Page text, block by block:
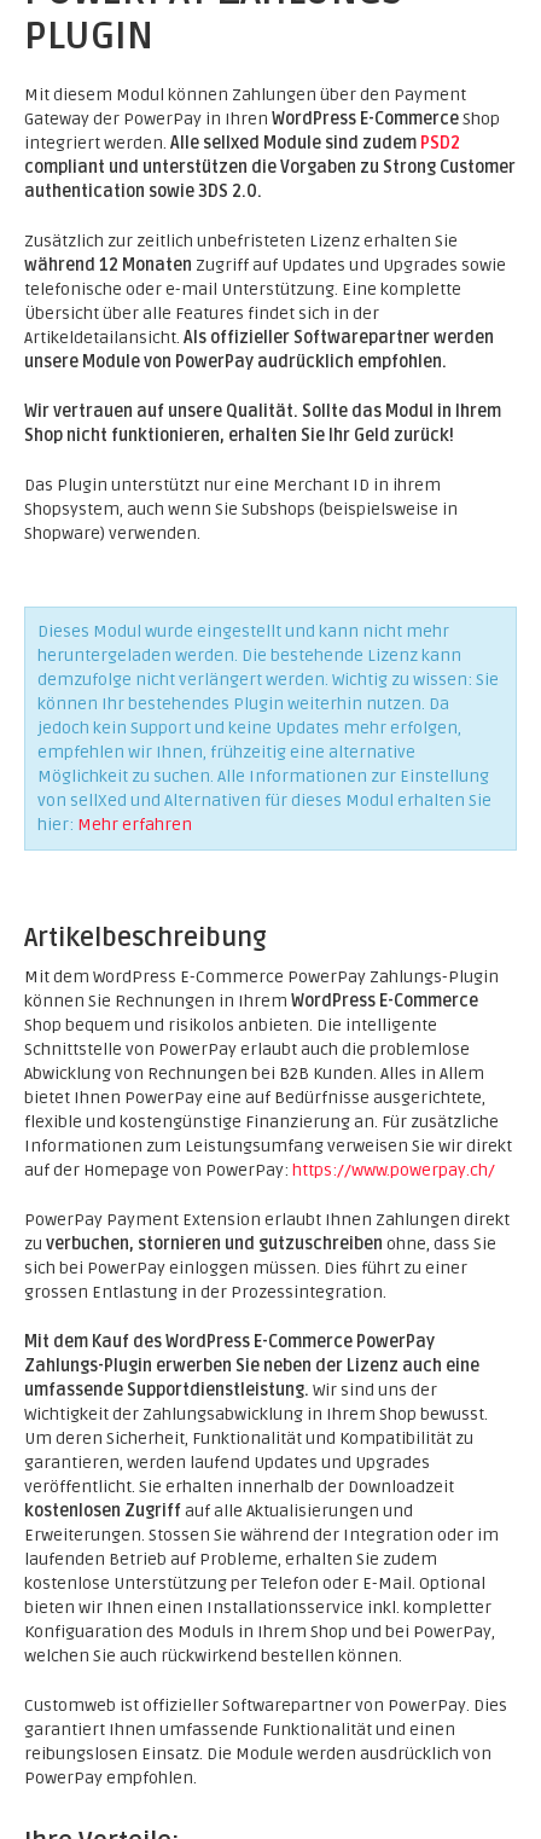
PLUGIN
Mit diesem Modul können Zahlungen über den Payment
Gateway der PowerPay in Ihren WordPress E-CommerceShop
integriert werden. Alle sellxed Module sind zudem PSD2
compliant und unterstützen die Vorgaben zu Strong Customer
authentication sowie 3DS 2.0.
Zusätzlich zur zeitlich unbefristeten Lizenz erhalten Sie
während 12 Monaten Zugriff auf Updates und Upgrades sowie
telefonische oder e-mail Unterstützung. Eine komplette
Übersicht über alle Features findet sich in der
Artikeldetailansicht. Als offizieller Softwarepartner werden
unsere Module von PowerPay audrücklich empfohlen.
Wir vertrauen auf unsere Qualität. Sollte das Modul in Ihrem
Shop nicht funktionieren, erhalten Sie Ihr Geld zurück!
Das Plugin unterstützt nur eine Merchant ID in ihrem
Shopsystem, auch wenn Sie Subshops (beispielsweise in
Shopware) verwenden.
Dieses Modul wurde eingestellt und kann nicht mehr
heruntergeladen werden. Die bestehende Lizenz kann
demzufolge nicht verlängert werden. Wichtig zu wissen: Sie
können Ihr bestehendes Plugin weiterhin nutzen. Da
jedoch kein Support und keine Updates mehr erfolgen,
empfehlen wir Ihnen, frühzeitig eine alternative
Möglichkeit zu suchen. Alle Informationen zur Einstellung
von sellXed und Alternativen für dieses Modul erhalten Sie
hier: Mehr erfahren
Artikelbeschreibung
Mit dem WordPress E-Commerce PowerPay Zahlungs-Plugin
können Sie Rechnungen in Ihrem WordPress E-Commerce
Shop bequem und risikolos anbieten. Die intelligente
Schnittstelle von PowerPay erlaubt auch die problemlose
Abwicklung von Rechnungen bei B2B Kunden. Alles in Allem
bietet Ihnen PowerPay eine auf Bedürfnisse ausgerichtete,
flexible und kostengünstige Finanzierung an. Für zusätzliche
Informationen zum Leistungsumfang verweisen Sie wir direkt
auf der Homepage von PowerPay: https://www.powerpay.ch/
PowerPay Payment Extension erlaubt Ihnen Zahlungen direkt
zu verbuchen, stornieren und gutzuschreiben ohne, dass Sie
sich bei PowerPay einloggen müssen. Dies führt zu einer
grossen Entlastung in der Prozessintegration.
Mit dem Kauf des WordPress E-Commerce PowerPay
Zahlungs-Plugin erwerben Sie neben der Lizenz auch eine
umfassende Supportdienstleistung. Wir sind uns der
Wichtigkeit der Zahlungsabwicklung in Ihrem Shop bewusst.
Um deren Sicherheit, Funktionalität und Kompatibilität zu
garantieren, werden laufend Updates und Upgrades
veröffentlicht. Sie erhalten innerhalb der Downloadzeit
kostenlosen Zugriffauf alle Aktualisierungen und
Erweiterungen. Stossen Sie während der Integration oder im
laufenden Betrieb auf Probleme, erhalten Sie zudem
kostenlose Unterstützung per Telefon oder E-Mail. Optional
bieten wir Ihnen einen Installationsservice inkl. kompletter
Konfiguaration des Moduls in Ihrem Shop und bei PowerPay,
welchen Sie auch rückwirkend bestellen können.
Customweb ist offizieller Softwarepartner von PowerPay. Dies
garantiert Ihnen umfassende Funktionalität und einen
reibungslosen Einsatz. Die Module werden ausdrücklich von
PowerPay empfohlen.